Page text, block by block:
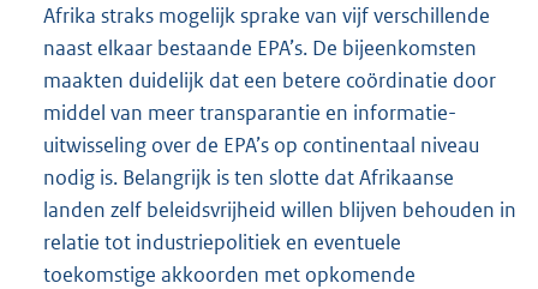
Afrika straks mogelijk sprake van vijf verschillende
naast elkaar bestaande EPA’s. De bijeenkomsten
maakten duidelijk dat een betere coördinatie door
middel van meer transparantie en informatie-
uitwisseling over de EPA’s op continentaal niveau
nodig is. Belangrijk is ten slotte dat Afrikaanse
landen zelf beleidsvrijheid willen blijven behouden in
relatie tot industriepolitiek en eventuele
toekomstige akkoorden met opkomende